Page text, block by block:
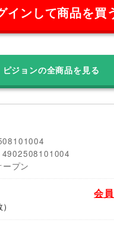
インして商品を買
ピジョンの全商品を見る
4902508101004
ープン
会